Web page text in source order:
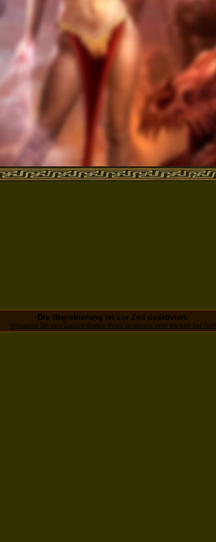
Die Registrierung ist zur Zeit deaktiviert.
Benutzen Sie den Zurück-Button Ihres Browsers oder klicken Sie hier!